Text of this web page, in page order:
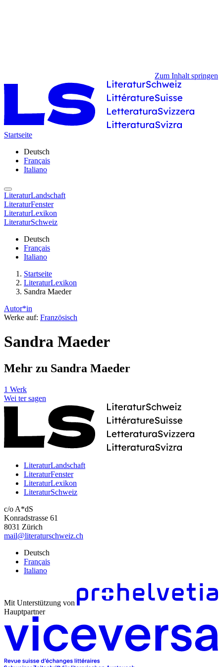
Zum Inhalt springen
Startseite
Deutsch
Français
Italiano
LiteraturLandschaft
LiteraturFenster
LiteraturLexikon
LiteraturSchweiz
Deutsch
Français
Italiano
Startseite
LiteraturLexikon
Sandra Maeder
Autor*in
Werke auf: Französisch
Sandra Maeder
Mehr zu Sandra Maeder
1 Werk
Wei ter sagen
LiteraturLandschaft
LiteraturFenster
LiteraturLexikon
LiteraturSchweiz
c/o A*dS
Konradstrasse 61
8031 Zürich
mail@literaturschweiz.ch
Deutsch
Français
Italiano
Mit Unterstützung von
Hauptpartner